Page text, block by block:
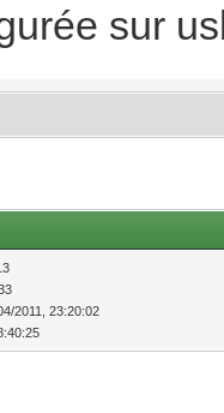
sur
2011, 23:20:02